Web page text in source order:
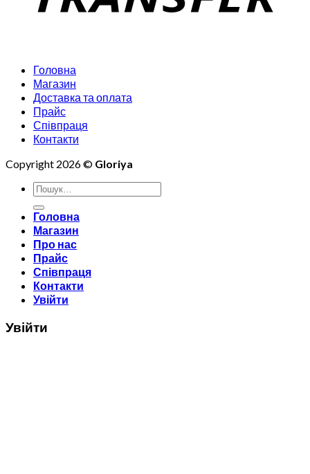
Головна
Магазин
Доставка та оплата
Прайс
Співпраця
Контакти
Copyright 2026 © Gloriya
Шукати:
Головна
Магазин
Про нас
Прайс
Співпраця
Контакти
Увійти
Увійти